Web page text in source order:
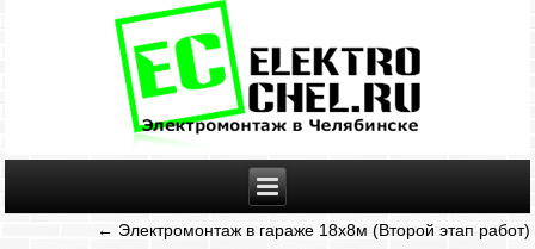
← Электромонтаж в гараже 18х8м (Второй этап работ)